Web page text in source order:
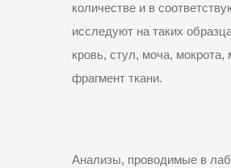
количестве и в
исследуют на таких
кровь, стул, моча, мокрота,
фрагмент ткани.
Анализы, проводимые в